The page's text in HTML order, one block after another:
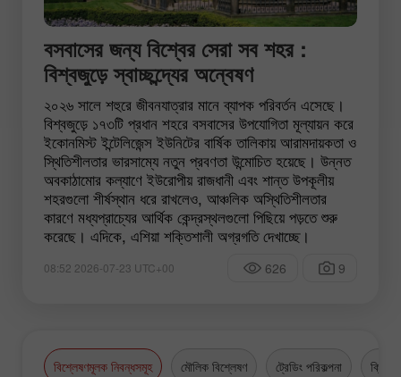
বসবাসের জন্য বিশ্বের সেরা সব শহর :
বিশ্বজুড়ে স্বাচ্ছন্দ্যের অন্বেষণ
২০২৬ সালে শহুরে জীবনযাত্রার মানে ব্যাপক পরিবর্তন এসেছে।
বিশ্বজুড়ে ১৭৩টি প্রধান শহরে বসবাসের উপযোগিতা মূল্যায়ন করে
ইকোনমিস্ট ইন্টেলিজেন্স ইউনিটের বার্ষিক তালিকায় আরামদায়কতা ও
স্থিতিশীলতার ভারসাম্যে নতুন প্রবণতা উন্মোচিত হয়েছে। উন্নত
অবকাঠামোর কল্যাণে ইউরোপীয় রাজধানী এবং শান্ত উপকূলীয়
শহরগুলো শীর্ষস্থান ধরে রাখলেও, আঞ্চলিক অস্থিতিশীলতার
কারণে মধ্যপ্রাচ্যের আর্থিক কেন্দ্রস্থলগুলো পিছিয়ে পড়তে শুরু
করেছে। এদিকে, এশিয়া শক্তিশালী অগ্রগতি দেখাচ্ছে।
08:52 2026-07-23 UTC+00 626 9
বিশ্লেষণমূলক নিবন্ধসমূহ মৌলিক বিশ্লেষণ ট্রেডিং পরিকল্পনা